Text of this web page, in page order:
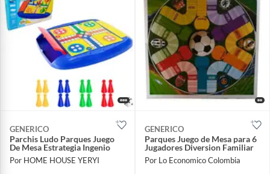
GENERICO
Parchis Ludo Parques Juego
De Mesa Estrategia Ingenio
Por HOME HOUSE YERYI
GENERICO
Parques Juego de Mesa para 6
Jugadores Diversion Familiar
Por Lo Economico Colombia